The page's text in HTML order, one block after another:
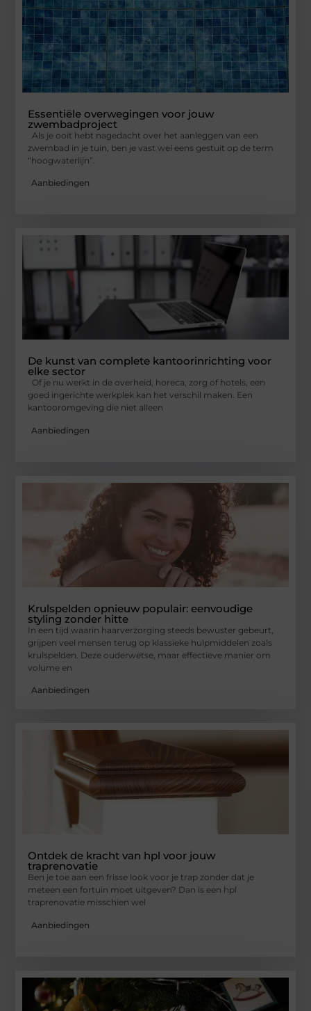
Essentiële overwegingen voor jouw
zwembadproject
Als je ooit hebt nagedacht over het aanleggen van een
zwembad in je tuin, ben je vast wel eens gestuit op de term
“hoogwaterlijn”.
Aanbiedingen
De kunst van complete kantoorinrichting voor
elke sector
Of je nu werkt in de overheid, horeca, zorg of hotels, een
goed ingerichte werkplek kan het verschil maken. Een
kantooromgeving die niet alleen
Aanbiedingen
Krulspelden opnieuw populair: eenvoudige
styling zonder hitte
In een tijd waarin haarverzorging steeds bewuster gebeurt,
grijpen veel mensen terug op klassieke hulpmiddelen zoals
krulspelden. Deze ouderwetse, maar effectieve manier om
volume en
Aanbiedingen
Ontdek de kracht van hpl voor jouw
traprenovatie
Ben je toe aan een frisse look voor je trap zonder dat je
meteen een fortuin moet uitgeven? Dan is een hpl
traprenovatie misschien wel
Aanbiedingen